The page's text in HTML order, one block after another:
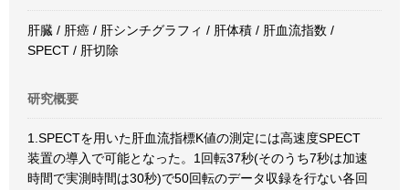
肝臓 / 肝癌 / 肝シンチグラフィ / 肝体積 / 肝血流指数 /
SPECT / 肝切除
研究概要
1.SPECTを用いた肝血流指標K値の測定には高速度SPECT
装置の導入で可能となった。1回転37秒(そのうち7秒は加速
時間で実測時間は30秒)で50回転のデータ収録を行ない各回